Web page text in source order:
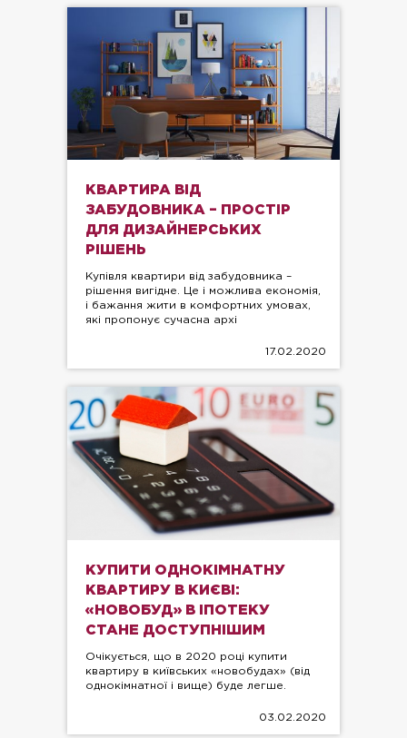
КВАРТИРА ВІД
ЗАБУДОВНИКА – ПРОСТІР
ДЛЯ ДИЗАЙНЕРСЬКИХ
РІШЕНЬ
Купівля квартири від забудовника –
рішення вигідне. Це і можлива економія,
і бажання жити в комфортних умовах,
які пропонує сучасна архі
17.02.2020
КУПИТИ ОДНОКІМНАТНУ
КВАРТИРУ В КИЄВІ:
«НОВОБУД» В ІПОТЕКУ
СТАНЕ ДОСТУПНІШИМ
Очікується, що в 2020 році купити
квартиру в київських «новобудах» (від
однокімнатної і вище) буде легше.
03.02.2020